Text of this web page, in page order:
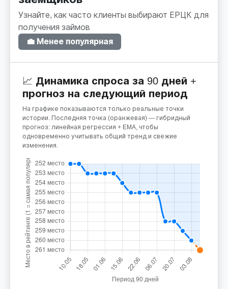
Узнайте, как часто клиенты выбирают ЕРЦК для
получения займов
💼 Менее популярная
📈 Динамика спроса за 90 дней +
прогноз на следующий период
На графике показываются только реальные точки
истории. Последняя точка (оранжевая) — гибридный
прогноз: линейная регрессия + EMA, чтобы
одновременно учитывать общий тренд и свежие
изменения.